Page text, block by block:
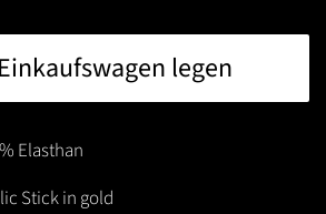
legen
Elasthan
Stick in gold